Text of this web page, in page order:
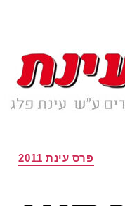
קטגוריותפרס עינת 2011